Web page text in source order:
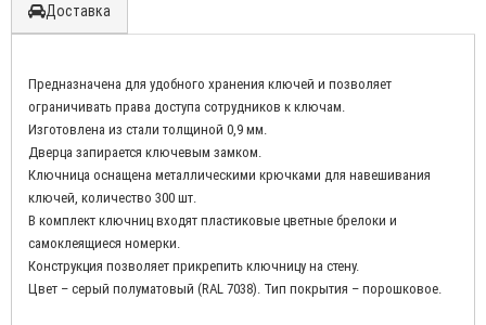
Доставка
Предназначена для удобного хранения ключей и позволяет
ограничивать права доступа сотрудников к ключам.
Изготовлена из стали толщиной 0,9 мм.
Дверца запирается ключевым замком.
Ключница оснащена металлическими крючками для навешивания
ключей, количество 300 шт.
В комплект ключниц входят пластиковые цветные брелоки и
самоклеящиеся номерки.
Конструкция позволяет прикрепить ключницу на стену.
Цвет – cерый полуматовый (RAL 7038). Тип покрытия – порошковое.